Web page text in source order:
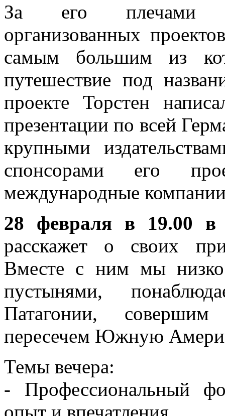
За его плечами
организованных
самым большим из
путешествие под
проекте Торстен
презентации по всей
крупными
спонсорами его
международные
28 февраля в 19.00
расскажет о своих
Вместе с ним мы низко
пустынями,
Патагонии,
пересечем Южную
Темы вечера:
- Профессиональный
опыт и впечатления